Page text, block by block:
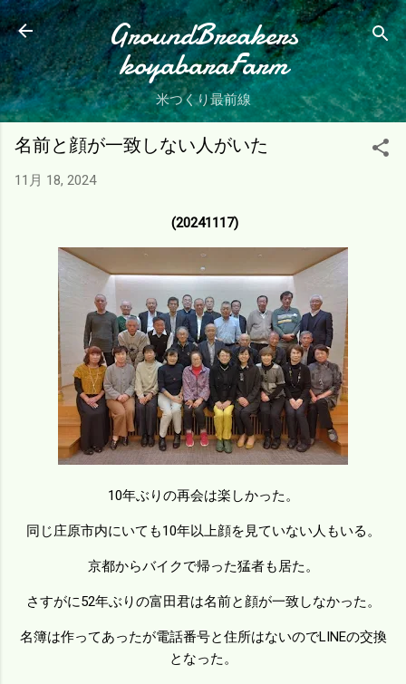
スキップしてメイン コンテンツに移動
GroundBreakers
koyabaraFarm
米つくり最前線
名前と顔が一致しない人がいた
11月 18, 2024
(20241117)
10年ぶりの再会は楽しかった。
同じ庄原市内にいても10年以上顔を見ていない人もいる。
京都からバイクで帰った猛者も居た。
さすがに52年ぶりの富田君は名前と顔が一致しなかった。
名簿は作ってあったが電話番号と住所はないのでLINEの交換
となった。